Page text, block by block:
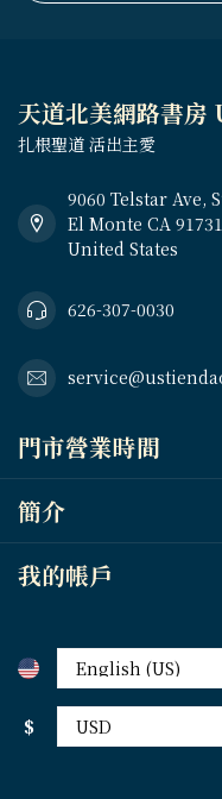
天道北美網路書
扎根聖道 活出主愛
9060 Telstar Ave,
El Monte CA 91731
United States
626-307-0030
門市營業時間
簡介
我的帳戶
$